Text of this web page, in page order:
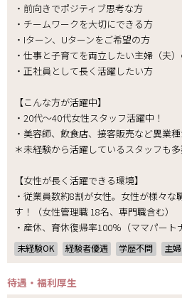
・前向きでポジティブ思考な方
・チームワークを大切にできる方
・Iターン、Uターンをご希望の方
・仕事と子育てを両立したい主婦（夫
・正社員として長く活躍したい方
【こんな方が活躍中】
・20代～40代女性スタッフ活躍中！
・美容師、飲食店、接客販売など異業
＊未経験から活躍しているスタッフも
【女性が長く活躍できる環境】
・従業員数約8割が女性。女性が様々
す！（女性管理職 18名、専門職含む）
・産休、育休復帰率100％（ママパート
未経験OK 経験者優遇 学歴不問 主
待遇・福利厚生